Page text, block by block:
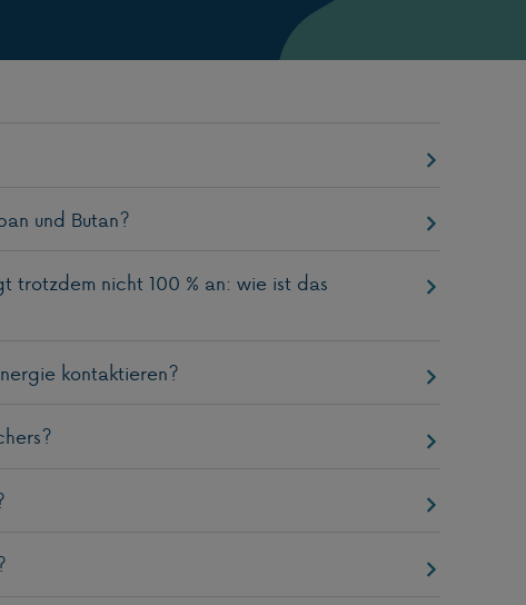
und Butan?
trotzdem nicht 100 % an: wie ist das
kontaktieren?